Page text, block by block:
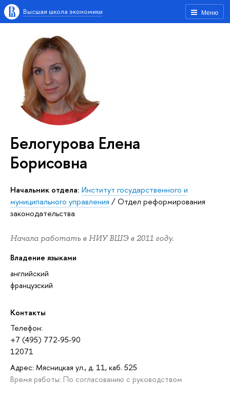
Меню
Высшая школа экономики
Белогурова Елена
Борисовна
Начальник отдела: Институт государственного и
муниципального управления /Отдел реформирования
законодательства
Начала работать в НИУ ВШЭ в 2011 году.
Владение языками
английский
французский
Контакты
Телефон:
+7 (495) 772-95-90
12071
Адрес: Мясницкая ул., д. 11, каб. 525
Время работы: По согласованию с руководством